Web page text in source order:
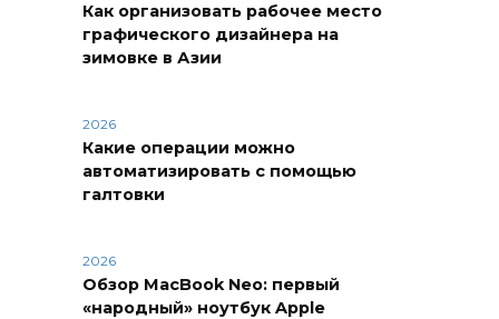
Как организовать рабочее место
графического дизайнера на
зимовке в Азии
2026
Какие операции можно
автоматизировать с помощью
галтовки
2026
Обзор MacBook Neo: первый
«народный» ноутбук Apple